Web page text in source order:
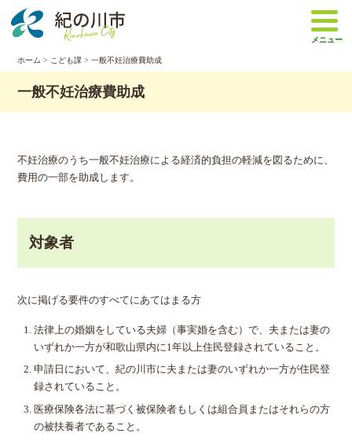
メニュー
ホーム > こども課 > 一般不妊治療費助成
一般不妊治療費助成
不妊治療のうち一般不妊治療による経済的負担の軽減を図るために、
費用の一部を助成します。
対象者
次に掲げる要件のすべてにあてはまる方
法律上の婚姻をしている夫婦（事実婚を含む）で、夫または妻の
いずれか一方が和歌山県内に1年以上住民登録されていること。
申請日において、紀の川市に夫または妻のいずれか一方が住民登
録されていること。
医療保険各法に基づく被保険者もしくは組合員またはそれらの方
の被扶養者であること。